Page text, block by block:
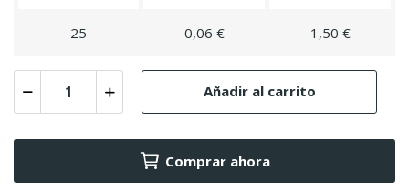
25 0,06 € 1,50 €
Añadir al carrito
Comprar ahora